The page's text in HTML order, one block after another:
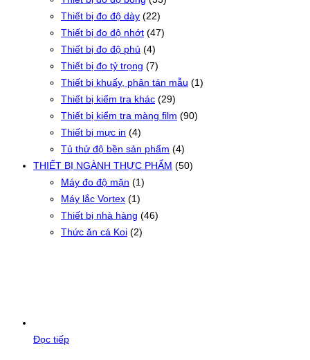
Thiết bị đo độ dày (22)
Thiết bị đo độ nhớt (47)
Thiết bị đo độ phủ (4)
Thiết bị đo tỷ trọng (7)
Thiết bị khuấy, phân tán mẫu (1)
Thiết bị kiểm tra khác (29)
Thiết bị kiểm tra màng film (90)
Thiết bị mực in (4)
Tủ thử độ bền sản phẩm (4)
THIẾT BỊ NGÀNH THỰC PHẨM (50)
Máy đo độ mặn (1)
Máy lắc Vortex (1)
Thiết bị nhà hàng (46)
Thức ăn cá Koi (2)
Đọc tiếp